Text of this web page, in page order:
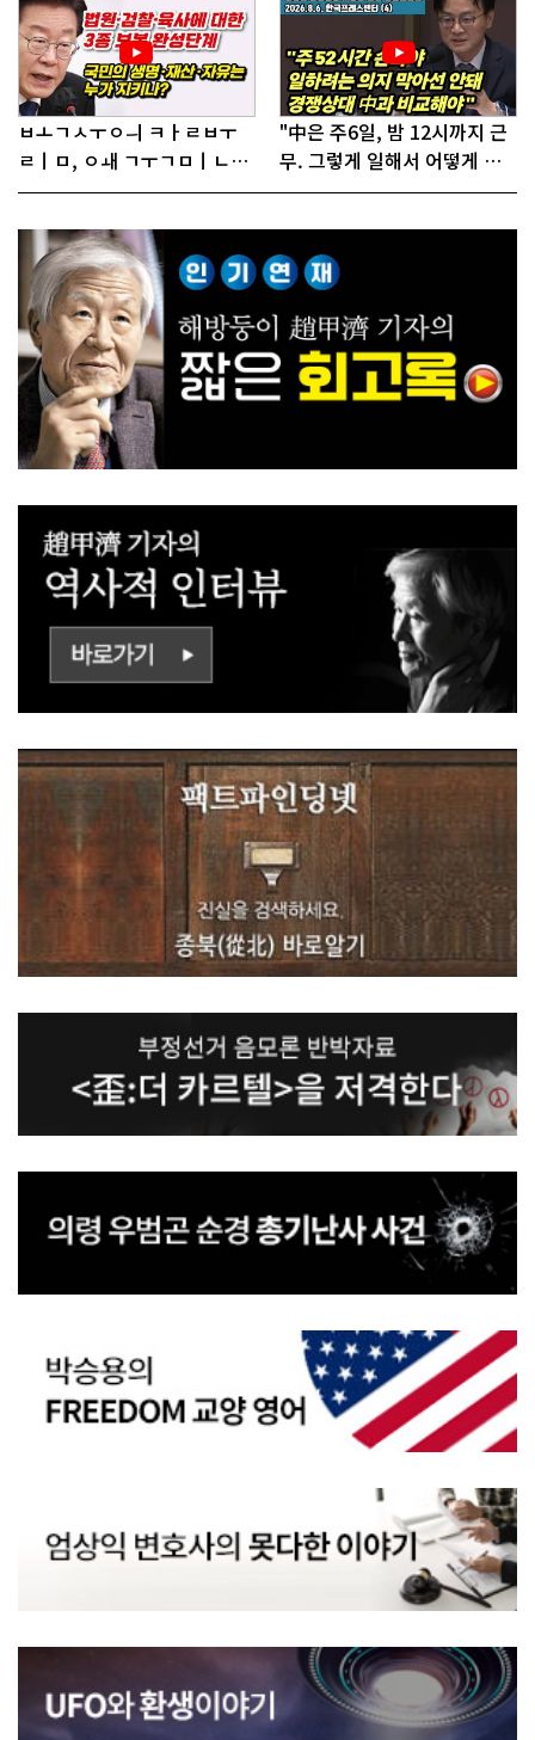
ㅂㅗㄱㅅㅜㅇㅢ ㅋㅏㄹㅂㅜ
ㄹㅣㅁ, ㅇㅙ ㄱㅜㄱㅁㅣㄴㄷ
ㅡㄹㅇㅣ ㄷㅏㅇㅎㅐㅇㅑ ㅎ
"中은 주6일, 밤 12시까지 근
무. 그렇게 일해서 어떻게 경
쟁하냐 반문하더라"